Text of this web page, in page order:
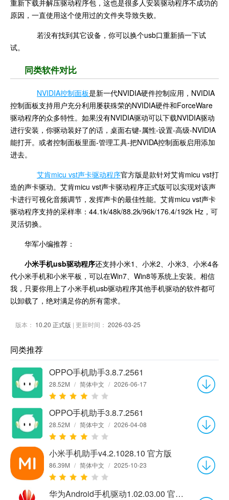
重新下载并解压驱动程序包，这也是很多人安装驱动程序不成功的
原因，一直使用这个使用过的文件夹导致失败。
若没有找到其它设备，你可以换个usb口重新插一下试
试。
同类软件对比
NVIDIA控制面板是新一代NVIDIA硬件控制应用，NVIDIA
控制面板支持用户充分利用屡获殊荣的NVIDIA硬件和ForceWare
驱动程序的众多特性。如果没有NVIDIA驱动可以下载NVIDIA驱动
进行安装，你驱动装好了的话，桌面右键-属性-设置-高级-NVIDIA
能打开。或者控制面板里面-管理工具-把NVIDA控制面板启用添加
进去。
艾肯micu vst声卡驱动程序官方版是款针对艾肯micu vst打
造的声卡驱动。艾肯micu vst声卡驱动程序正式版可以实现对该声
卡进行可视化音频调节，发挥声卡的最佳性能。艾肯micu vst声卡
驱动程序支持的采样率：44.1k/48k/88.2k/96k/176.4/192k Hz，可
灵活切换。
华军小编推荐：
小米手机usb驱动程序还支持小米1、小米2、小米3、小米4各
代小米手机和小米平板，可以在Win7、Win8等系统上安装。相信
我，只要你用上了小米手机usb驱动程序其他手机驱动的软件都可
以卸载了，绝对满足你的所有需求。
版本： 10.20 正式版 | 更新时间： 2026-03-25
同类推荐
OPPO手机助手3.8.7.2561
28.52M / 简体中文 / 2026-06-17
OPPO手机助手3.8.7.2561
28.52M / 简体中文 / 2026-04-08
小米手机助手v4.2.1028.10 官方版
86.39M / 简体中文 / 2025-10-23
华为Android手机驱动1.02.03.00 官方版